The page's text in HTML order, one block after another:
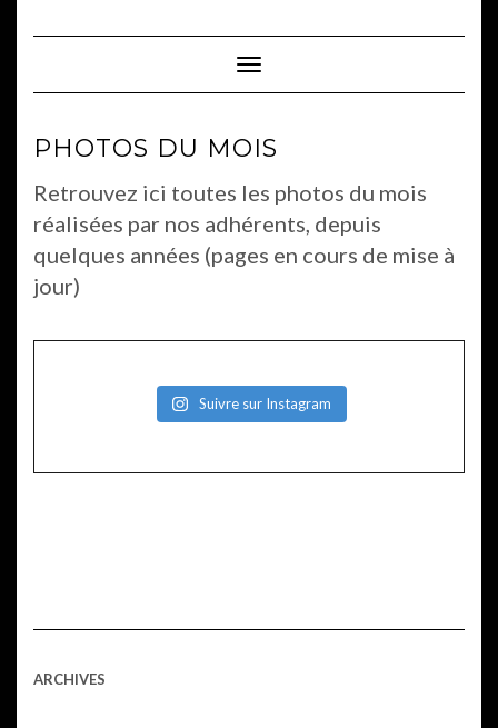
Toggle Navigation
PHOTOS DU MOIS
Retrouvez ici toutes les photos du mois
réalisées par nos adhérents, depuis
quelques années (pages en cours de mise à
jour)
Suivre sur Instagram
ARCHIVES